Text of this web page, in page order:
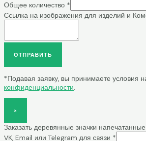
Общее количество *
Ссылка на изображения для изделий и
ОТПРАВИТЬ
*Подавая заявку, вы принимаете условия
конфиденциальности.
×
Заказать деревянные значки напечатанные
VK, Email или Telegram для связи *